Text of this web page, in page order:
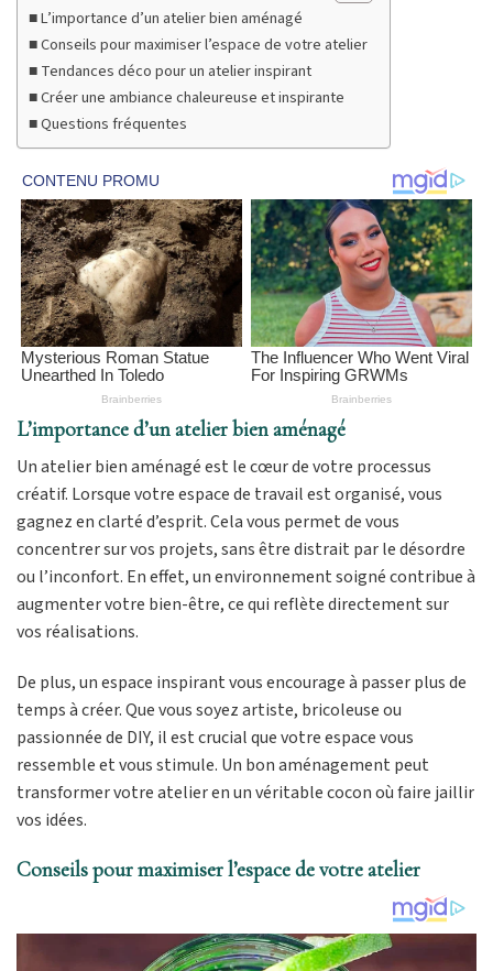
L’importance d’un atelier bien aménagé
Conseils pour maximiser l’espace de votre atelier
Tendances déco pour un atelier inspirant
Créer une ambiance chaleureuse et inspirante
Questions fréquentes
L’importance d’un atelier bien aménagé
Un atelier bien aménagé est le cœur de votre processus
créatif. Lorsque votre espace de travail est organisé, vous
gagnez en clarté d’esprit. Cela vous permet de vous
concentrer sur vos projets, sans être distrait par le désordre
ou l’inconfort. En effet, un environnement soigné contribue à
augmenter votre bien-être, ce qui reflète directement sur
vos réalisations.
De plus, un espace inspirant vous encourage à passer plus de
temps à créer. Que vous soyez artiste, bricoleuse ou
passionnée de DIY, il est crucial que votre espace vous
ressemble et vous stimule. Un bon aménagement peut
transformer votre atelier en un véritable cocon où faire jaillir
vos idées.
Conseils pour maximiser l’espace de votre atelier